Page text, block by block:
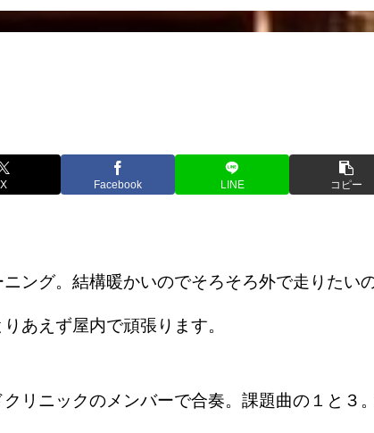
X Facebook LINE コピー
ング。結構暖かいのでそろそろ外で走りたい
あえず屋内で頑張ります。
リニックのメンバーで合奏。課題曲の１と３